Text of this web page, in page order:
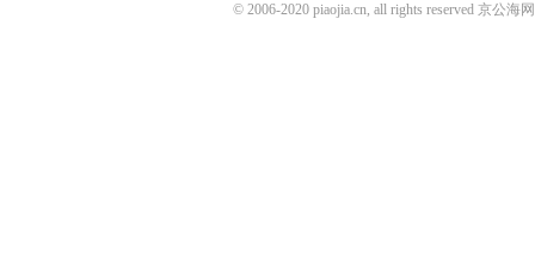
© 2006-2020 piaojia.cn, all rights reserved 京公海